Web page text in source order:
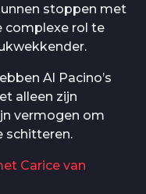
stoppen met
complexe rol te
Al Pacino’s
alleen zijn
vermogen om
schitteren.
Carice van